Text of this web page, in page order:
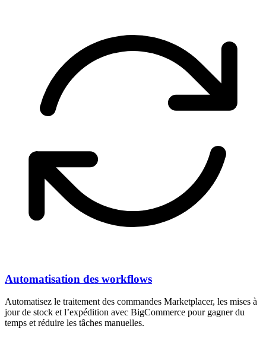
Automatisation des workflows
Automatisez le traitement des commandes Marketplacer, les mises à
jour de stock et l’expédition avec BigCommerce pour gagner du
temps et réduire les tâches manuelles.